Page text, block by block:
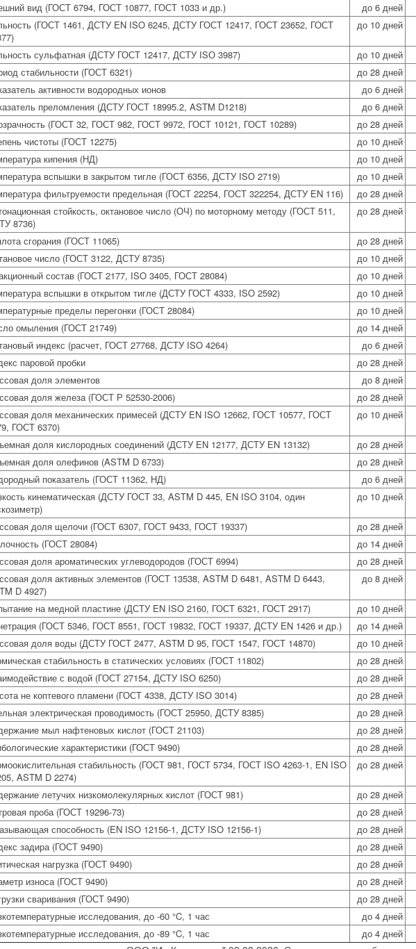
вид (ГОСТ 6794, ГОСТ 10877, ГОСТ 1033 и др.) до 6 дней
(ГОСТ 1461, ДСТУ EN ISO 6245, ДСТУ ГОСТ 12417, ГОСТ 23652, ГОСТ
до 10 дней
сульфатная (ДСТУ ГОСТ 12417, ДСТУ ISО 3987) до 10 дней
стабильности (ГОСТ 6321)
до 28 дней
активности водородных ионов
до 6 дней
преломления (ДСТУ ГОСТ 18995.2, ASTM D1218)
до 6 дней
(ГОСТ 32, ГОСТ 982, ГОСТ 9972, ГОСТ 10121, ГОСТ 10289)
до 28 дней
чистоты (ГОСТ 12275)
до 10 дней
кипения (НД)
до 10 дней
вспышки в закрытом тигле (ГОСТ 6356, ДСТУ ISО 2719)
до 10 дней
фильтруемости предельная (ГОСТ 22254, ГОСТ 322254, ДСТУ EN 116)
до 28 дней
стойкость, октановое число (ОЧ) по моторному методу (ГОСТ 511,
8736)
до 28 дней
сгорания (ГОСТ 11065) до 28 дней
число (ГОСТ 3122, ДСТУ 8735)
до 10 дней
состав (ГОСТ 2177, ISO 3405, ГОСТ 28084)
до 10 дней
вспышки в открытом тигле (ДСТУ ГОСТ 4333, ISO 2592)
до 10 дней
пределы перегонки (ГОСТ 28084)
до 10 дней
омыления (ГОСТ 21749)
до 14 дней
индекс (расчет, ГОСТ 27768, ДСТУ ISO 4264)
до 6 дней
паровой пробки
до 28 дней
доля элементов
до 8 дней
доля железа (ГОСТ Р 52530-2006)
до 28 дней
доля механических примесей (ДСТУ EN ISO 12662, ГОСТ 10577, ГОСТ
ГОСТ 6370)
до 10 дней
доля кислородных соединений (ДСТУ EN 12177, ДСТУ EN 13132) до 28 дней
доля олефинов (ASTM D 6733)
до 28 дней
показатель (ГОСТ 11362, НД)
до 6 дней
кинематическая (ДСТУ ГОСТ 33, ASTM D 445, EN ISO 3104, один
до 10 дней
доля щелочи (ГОСТ 6307, ГОСТ 9433, ГОСТ 19337) до 28 дней
(ГОСТ 28084)
до 14 дней
доля ароматических углеводородов (ГОСТ 6994)
до 28 дней
доля активных элементов (ГОСТ 13538, ASTM D 6481, ASTM D 6443,
D 4927)
до 8 дней
на медной пластине (ДСТУ EN ISO 2160, ГОСТ 6321, ГОСТ 2917) до 10 дней
(ГОСТ 5346, ГОСТ 8551, ГОСТ 19832, ГОСТ 19337, ДСТУ EN 1426 и др.)
до 14 дней
доля воды (ДСТУ ГОСТ 2477, АSTM D 95, ГОСТ 1547, ГОСТ 14870)
до 10 дней
стабильность в статических условиях (ГОСТ 11802)
до 28 дней
с водой (ГОСТ 27154, ДСТУ ISО 6250)
до 28 дней
не коптевого пламени (ГОСТ 4338, ДСТУ ISО 3014)
до 28 дней
электрическая проводимость (ГОСТ 25950, ДСТУ 8385)
до 28 дней
мыл нафтеновых кислот (ГОСТ 21103)
до 28 дней
характеристики (ГОСТ 9490)
до 28 дней
стабильность (ГОСТ 981, ГОСТ 5734, ГОСТ ISO 4263-1, EN ISO
ASTM D 2274)
до 28 дней
летучих низкомолекулярных кислот (ГОСТ 981) до 28 дней
проба (ГОСТ 19296-73)
до 28 дней
способность (EN ISO 12156-1, ДСТУ ISO 12156-1)
до 28 дней
задира (ГОСТ 9490)
до 28 дней
нагрузка (ГОСТ 9490)
до 28 дней
износа (ГОСТ 9490)
до 28 дней
сваривания (ГОСТ 9490)
до 28 дней
исследования, до -60 °C, 1 час
до 4 дней
исследования, до -89 °C, 1 час
до 4 дней